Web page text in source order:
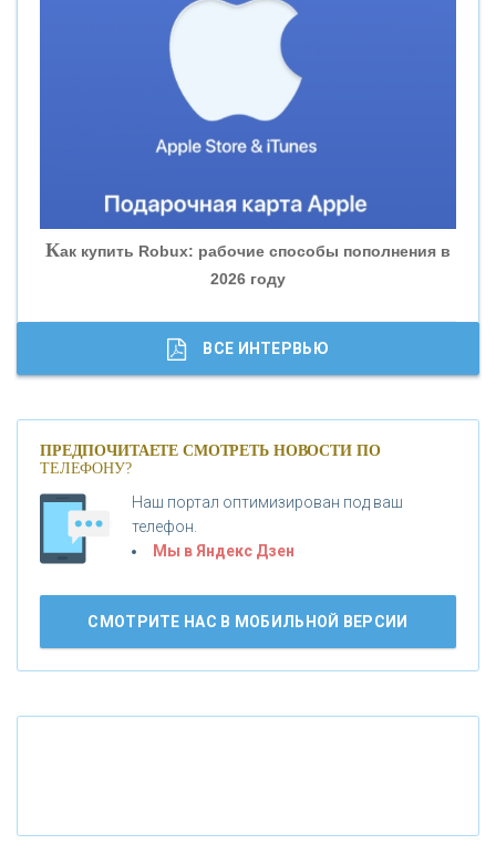
«ВНЕШПРОМБАНК»
«БАНК ГЛОБЭКС»
«СОВКОМБАНК»
«ГАЗПРОМБАНК»
«МОСКОВСКИЙ КРЕДИТНЫЙ БАНК»
«БАНК ВОЗРОЖДЕНИЕ»
АО «КРЕДИТ ЕВРОПА БАНК»
Как купить Robux: рабочие способы пополнения в
2026 году
Банки.ру обновил логотип впервые за 19 лет -
ВСЕ ИНТЕРВЬЮ
ПРЕДПОЧИТАЕТЕ СМОТРЕТЬ НОВОСТИ ПО
ТЕЛЕФОНУ?
Наш портал оптимизирован под ваш
телефон.
Мы в Яндекс Дзен
СМОТРИТЕ НАС В МОБИЛЬНОЙ ВЕРСИИ